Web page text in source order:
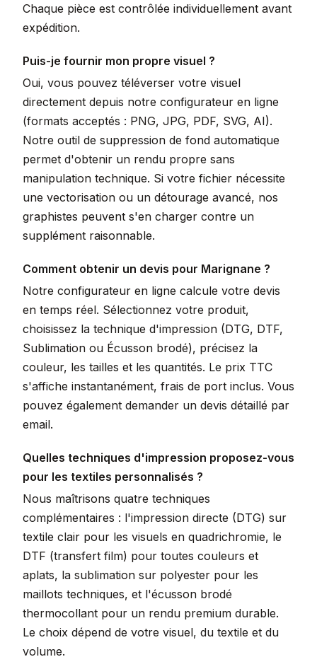
Chaque pièce est contrôlée individuellement avant
expédition.
Puis-je fournir mon propre visuel ?
Oui, vous pouvez téléverser votre visuel
directement depuis notre configurateur en ligne
(formats acceptés : PNG, JPG, PDF, SVG, AI).
Notre outil de suppression de fond automatique
permet d'obtenir un rendu propre sans
manipulation technique. Si votre fichier nécessite
une vectorisation ou un détourage avancé, nos
graphistes peuvent s'en charger contre un
supplément raisonnable.
Comment obtenir un devis pour Marignane ?
Notre configurateur en ligne calcule votre devis
en temps réel. Sélectionnez votre produit,
choisissez la technique d'impression (DTG, DTF,
Sublimation ou Écusson brodé), précisez la
couleur, les tailles et les quantités. Le prix TTC
s'affiche instantanément, frais de port inclus. Vous
pouvez également demander un devis détaillé par
email.
Quelles techniques d'impression proposez-vous
pour les textiles personnalisés ?
Nous maîtrisons quatre techniques
complémentaires : l'impression directe (DTG) sur
textile clair pour les visuels en quadrichromie, le
DTF (transfert film) pour toutes couleurs et
aplats, la sublimation sur polyester pour les
maillots techniques, et l'écusson brodé
thermocollant pour un rendu premium durable.
Le choix dépend de votre visuel, du textile et du
volume.